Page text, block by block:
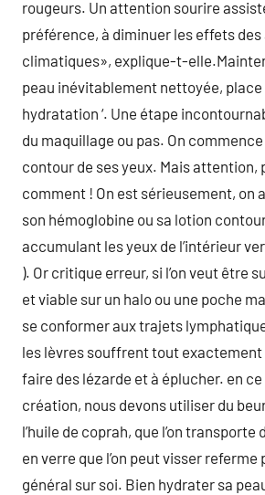
rougeurs. Un attention sourire
préférence, à diminuer les effets
climatiques», explique-t-
peau inévitablement nettoyée, place
hydratation ‘. Une étape
du maquillage ou pas. On
contour de ses yeux. Mais attention,
comment ! On est sérieusement, on
son hémoglobine ou sa lotion contour
accumulant les yeux de l’intérieur
). Or critique erreur, si l’on veut être
et viable sur un halo ou une poche
se conformer aux trajets
les lèvres souffrent tout
faire des lézarde et à éplucher. en
création, nous devons utiliser du
l’huile de coprah, que l’on transporte
en verre que l’on peut visser referme
général sur soi. Bien hydrater sa